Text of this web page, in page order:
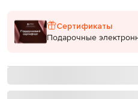
Сертификаты
Подарочные